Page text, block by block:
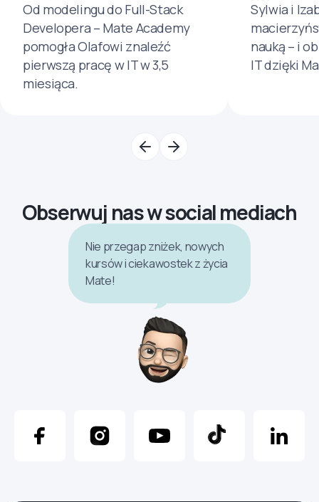
Od modelingu do Full-Stack
Developera – Mate Academy
pomogła Olafowi znaleźć
pierwszą pracę w IT w 3,5
miesiąca.
Sylwia i
nauką – i
IT dzięki
Obserwuj nas w social mediach
Nie przegap zniżek, nowych
kursów i ciekawostek z życia
Mate!